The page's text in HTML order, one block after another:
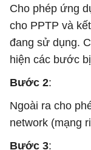
Cho phép ứng
cho PPTP và
đang sử dụng.
hiện các bước
Bước 2:
Ngoài ra cho
network (mạng
Bước 3: